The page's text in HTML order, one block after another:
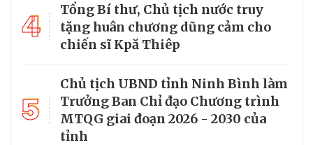
4
Tổng Bí thư, Chủ tịch nước truy
tặng huân chương dũng cảm cho
chiến sĩ Kpă Thiêp
5
Chủ tịch UBND tỉnh Ninh Bình làm
Trưởng Ban Chỉ đạo Chương trình
MTQG giai đoạn 2026 - 2030 của
tỉnh